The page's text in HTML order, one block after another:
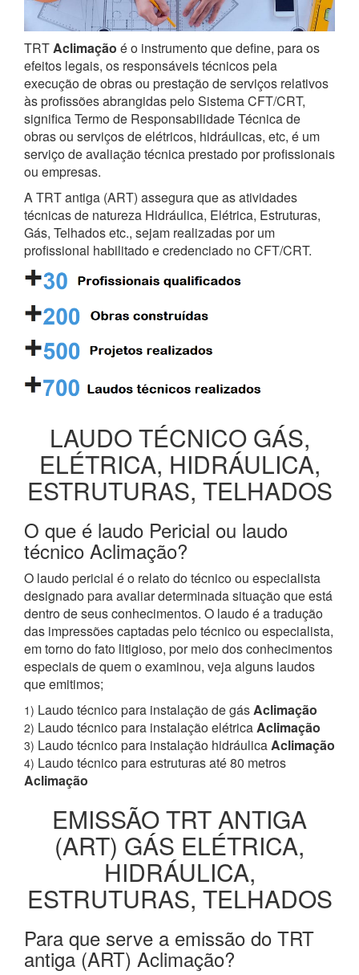
TRTAclimação é o instrumento que define, para os
efeitos legais, os responsáveis técnicos pela
execução de obras ou prestação de serviços relativos
às profissões abrangidas pelo Sistema CFT/CRT,
significa Termo de Responsabilidade Técnica de
obras ou serviços de elétricos, hidráulicas, etc, é um
serviço de avaliação técnica prestado por profissionais
ou empresas.
A TRT antiga (ART) assegura que as atividades
técnicas de natureza Hidráulica, Elétrica, Estruturas,
Gás, Telhados etc., sejam realizadas por um
profissional habilitado e credenciado no CFT/CRT.
LAUDO TÉCNICO GÁS,
ELÉTRICA, HIDRÁULICA,
ESTRUTURAS, TELHADOS
O que é laudo Pericial ou laudo
técnico Aclimação?
O laudo pericial é o relato do técnico ou especialista
designado para avaliar determinada situação que está
dentro de seus conhecimentos. O laudo é a tradução
das impressões captadas pelo técnico ou especialista,
em torno do fato litigioso, por meio dos conhecimentos
especiais de quem o examinou, veja alguns laudos
que emitimos;
1) Laudo técnico para instalação de gásAclimação
2) Laudo técnico para instalação elétricaAclimação
3) Laudo técnico para instalação hidráulicaAclimação
4) Laudo técnico para estruturas até 80 metros
Aclimação
EMISSÃO TRT ANTIGA
(ART) GÁS ELÉTRICA,
HIDRÁULICA,
ESTRUTURAS, TELHADOS
Para que serve a emissão do TRT
antiga (ART) Aclimação?